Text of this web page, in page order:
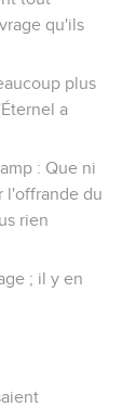
qu'ils
plus
a
: Que ni
l'offrande du
rien
; il y en